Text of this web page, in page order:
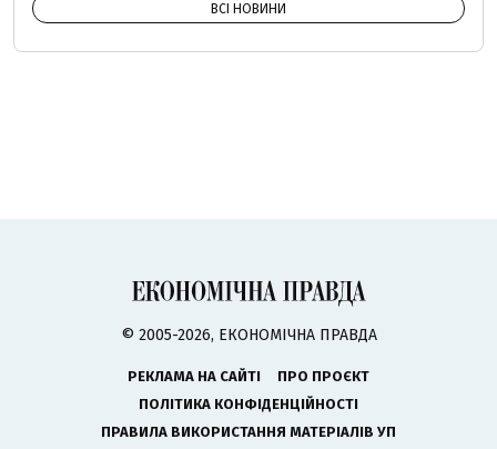
ВСІ НОВИНИ
© 2005-2026, ЕКОНОМІЧНА ПРАВДА
РЕКЛАМА НА САЙТІ
ПРО ПРОЄКТ
ПОЛІТИКА КОНФІДЕНЦІЙНОСТІ
ПРАВИЛА ВИКОРИСТАННЯ МАТЕРІАЛІВ УП